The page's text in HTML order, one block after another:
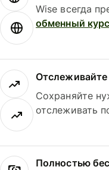
Wise всегда
обменный курс
Сохраняйте
отслеживать
Полностью